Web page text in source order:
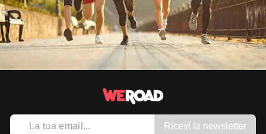
Ricevi la newsletter